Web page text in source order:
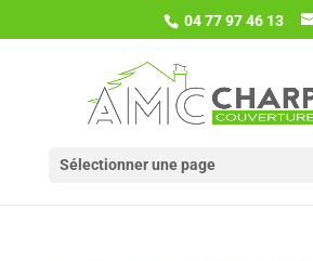
04 77 97 46 13
Sélectionner une page